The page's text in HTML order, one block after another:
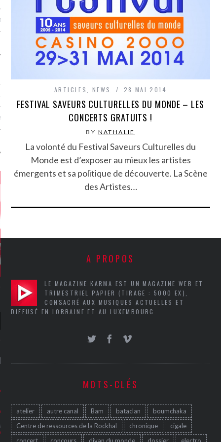
CRITIQUES
7.6
5.4
CLAN – A BE...
6.8
– HEL...
ARTICLES ,NEWS 28 MAI 2014
FESTIVAL SAVEURS CULTURELLES DU MONDE – LES
CONCERTS GRATUITS !
BY NATHALIE
La volonté du Festival Saveurs Culturelles du
Monde est d’exposer au mieux les artistes
émergents et sa politique de découverte. La Scène
des Artistes…
A PROPOS
LE MAGAZINE KARMA EST UN MAGAZINE WEB ET
TRIMESTRIEL PAPIER (TIRAGE : 5000 EX),
CONSACRÉ AUX MUSIQUES ACTUELLES ET
DIFFUSÉ EN LORRAINE ET AU LUXEMBOURG.
MOTS-CLÉS
atelier autre canal Bam bataclan
boumchaka
Centre de ressources de la Rockhal
chronique
cigale